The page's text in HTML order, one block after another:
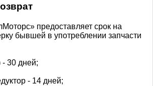
предоставляет срок на
бывшей в употреблении запчасти
30 дней;
- 14 дней;